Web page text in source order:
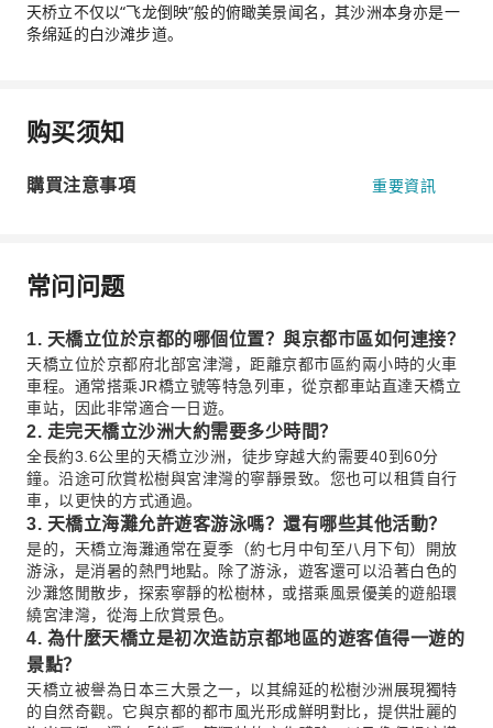
天桥立不仅以“飞龙倒映”般的俯瞰美景闻名，其沙洲本身亦是一
条绵延的白沙滩步道。
购买须知
購買注意事項 重要資訊
常问问题
1. 天橋立位於京都的哪個位置？與京都市區如何連接？
天橋立位於京都府北部宮津灣，距離京都市區約兩小時的火車
車程。通常搭乘JR橋立號等特急列車，從京都車站直達天橋立
車站，因此非常適合一日遊。
2. 走完天橋立沙洲大約需要多少時間？
全長約3.6公里的天橋立沙洲，徒步穿越大約需要40到60分
鐘。沿途可欣賞松樹與宮津灣的寧靜景致。您也可以租賃自行
車，以更快的方式通過。
3. 天橋立海灘允許遊客游泳嗎？還有哪些其他活動？
是的，天橋立海灘通常在夏季（約七月中旬至八月下旬）開放
游泳，是消暑的熱門地點。除了游泳，遊客還可以沿著白色的
沙灘悠閒散步，探索寧靜的松樹林，或搭乘風景優美的遊船環
繞宮津灣，從海上欣賞景色。
4. 為什麼天橋立是初次造訪京都地區的遊客值得一遊的
景點？
天橋立被譽為日本三大景之一，以其綿延的松樹沙洲展現獨特
的自然奇觀。它與京都的都市風光形成鮮明對比，提供壯麗的